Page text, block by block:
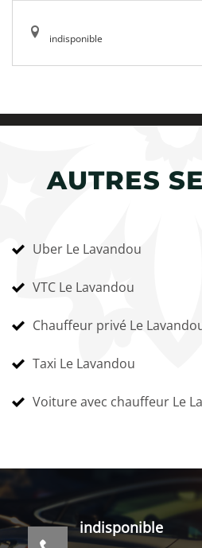
indisponible
AUTRES
Uber Le Lavandou
VTC Le Lavandou
Chauffeur privé Le
Taxi Le Lavandou
Voiture avec chauffeur Le
indisponible